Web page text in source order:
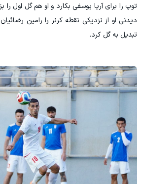
دیدنی او از نزدیکی نقطه کرنر را رامین
تبدیل به گل کرد.